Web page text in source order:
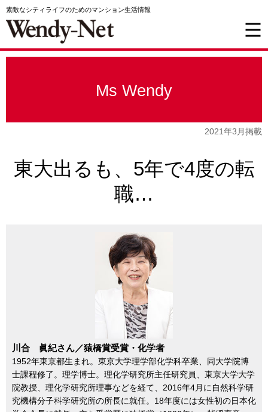
素敵なシティライフのためのマンション生活情報
Ms Wendy
2021年3月掲載
東大出るも、5年で4度の転
職…
川合 眞紀さん／猿橋賞受賞・化学者
1952年東京都生まれ。東京大学理学部化学科卒業、同大学院博
士課程修了。理学博士。理化学研究所主任研究員、東京大学大学
院教授、理化学研究所理事などを経て、2016年4月に自然科学研
究機構分子科学研究所の所長に就任。18年度には女性初の日本化